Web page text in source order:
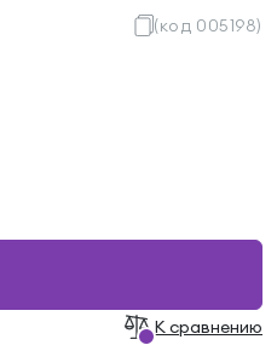
(код 005198)
К сравнению